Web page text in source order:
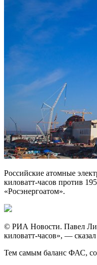
Российские атомные
киловатт-часов против
«Росэнергоатом».
© РИА Новости. Павел
киловатт-часов», — сказал
Тем самым баланс ФАС,